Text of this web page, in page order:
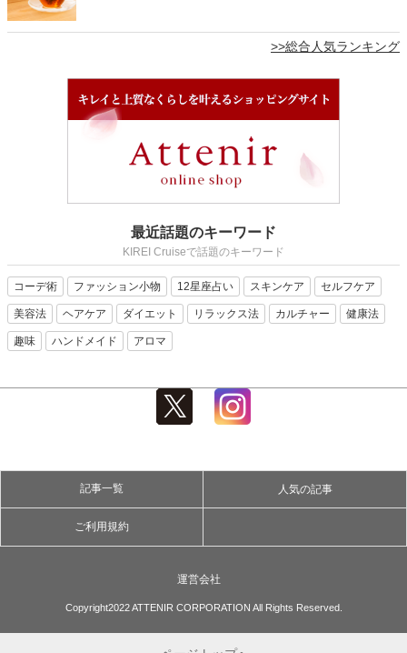
>>総合人気ランキング
最近話題のキーワード
KIREI Cruiseで話題のキーワード
コーデ術 ファッション小物 12星座占い スキンケア セルフケア
美容法 ヘアケア ダイエット リラックス法 カルチャー 健康法
趣味 ハンドメイド アロマ
記事一覧 人気の記事
ご利用規約
運営会社
Copyright2022 ATTENIR CORPORATION All Rights Reserved.